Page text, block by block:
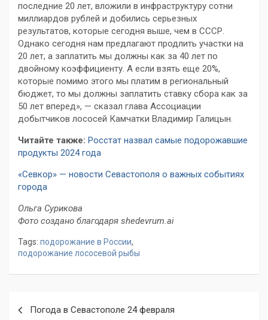
последние 20 лет, вложили в инфраструктуру сотни
миллиардов рублей и добились серьезных
результатов, которые сегодня выше, чем в СССР.
Однако сегодня нам предлагают продлить участки на
20 лет, а заплатить мы должны как за 40 лет по
двойному коэффициенту. А если взять еще 20%,
которые помимо этого мы платим в региональный
бюджет, то мы должны заплатить ставку сбора как за
50 лет вперед», — сказал глава Ассоциации
добытчиков лососей Камчатки Владимир Галицын.
Читайте также: Росстат назвал самые подорожавшие
продукты 2024 года
«Севкор» — новости Севастополя о важных событиях
города
Ольга Сурикова
Фото создано благодаря shedevrum.ai
Tags: подорожание в России,
подорожание лососевой рыбы
Погода в Севастополе 24 февраля